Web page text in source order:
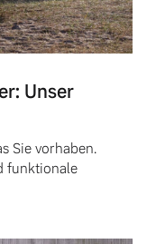
Unser
Sie vorhaben.
funktionale